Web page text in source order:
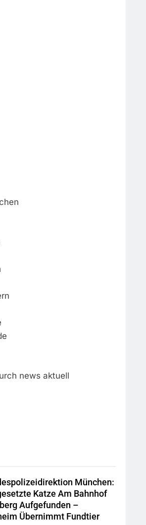
news aktuell
München:
Katze Am Bahnhof
Aufgefunden –
Übernimmt Fundtier